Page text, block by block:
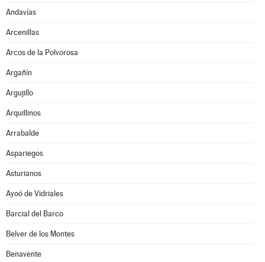
Andavías
Arcenillas
Arcos de la Polvorosa
Argañín
Argujillo
Arquillinos
Arrabalde
Aspariegos
Asturianos
Ayoó de Vidriales
Barcial del Barco
Belver de los Montes
Benavente